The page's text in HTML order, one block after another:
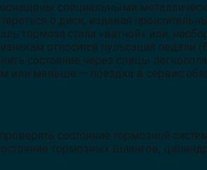
специальными
о диск, издавая
тормоза стала «ватной» или,
относится пульсация педали
состояние через спицы
или меньше — поездка в сервис
состояние тормозной
тормозных шлангов,